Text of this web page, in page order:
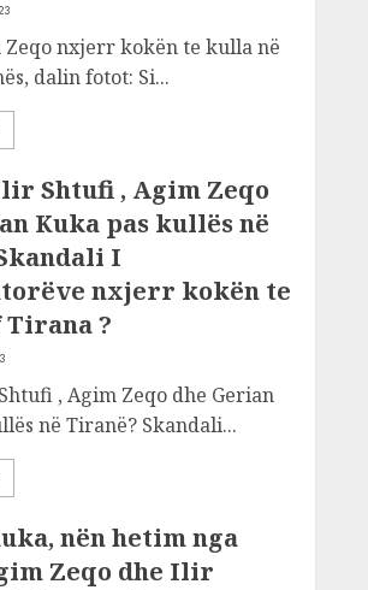
Zeqo nxjerr kokën te kulla në
dalin fotot: Si...
Shtufi , Agim Zeqo
Kuka pas kullës në
I
nxjerr kokën te
?
, Agim Zeqo dhe Gerian
në Tiranë? Skandali...
nën hetim nga
Zeqo dhe Ilir